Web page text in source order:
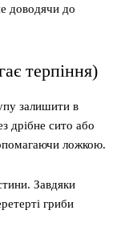
до
терпіння)
залишити в
дрібне сито або
ложкою.
Завдяки
гриби